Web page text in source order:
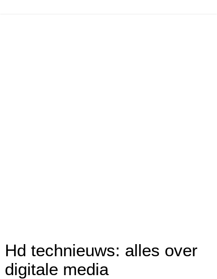
Hd technieuws: alles over
digitale media